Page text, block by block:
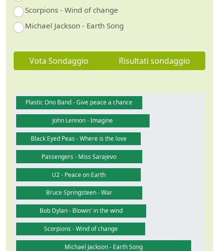
Scorpions - Wind of change
Michael Jackson - Earth Song
Vota Sondaggio Risultati sondaggio
Plastic Ono Band - Give peace a chance
John Lennon - Imagine
Black Eyed Peas - Where is the love
Passengers - Miss Sarajevo
U2 - Peace on Earth
Bruce Springsteen - War
Bob Dylan - Blowin' in the wind
Scorpions - Wind of change
Michael Jackson - Earth Song